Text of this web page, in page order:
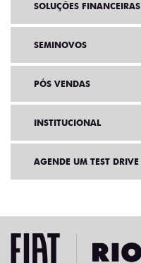
SOLUÇÕES FINANCEIRAS
SEMINOVOS
PÓS VENDAS
INSTITUCIONAL
AGENDE UM TEST DRIVE